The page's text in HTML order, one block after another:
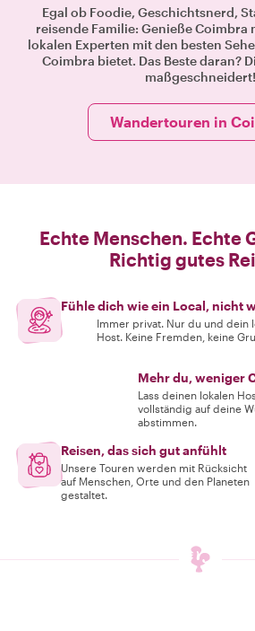
Egal ob Foodie, Geschichtsnerd,
reisende Familie: Genieße Coimbra
lokalen Experten mit den besten
Coimbra bietet. Das Beste daran?
maßgeschneidert!
Wandertouren in
Echte Menschen. Echte
Richtig gutes
Fühle dich wie ein Local, nicht
Immer privat. Nur du und dein
Host. Keine Fremden, keine
Mehr du, weniger
Lass deinen lokalen
vollständig auf deine
abstimmen.
Reisen, das sich gut anfühlt
Unsere Touren werden mit Rücksicht
auf Menschen, Orte und den Planeten
gestaltet.